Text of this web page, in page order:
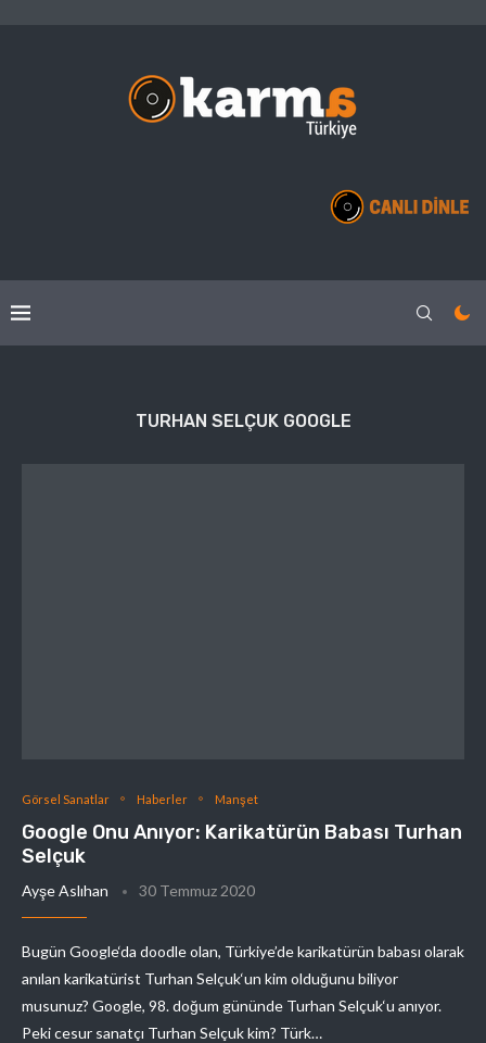
TURHAN SELÇUK GOOGLE
Görsel Sanatlar Haberler Manşet
Google Onu Anıyor: Karikatürün Babası Turhan
Selçuk
Ayşe Aslıhan 30 Temmuz 2020
Bugün Google‘da doodle olan, Türkiye’de karikatürün babası olarak
anılan karikatürist Turhan Selçuk‘un kim olduğunu biliyor
musunuz? Google, 98. doğum gününde Turhan Selçuk‘u anıyor.
Peki cesur sanatçı Turhan Selçuk kim? Türk…